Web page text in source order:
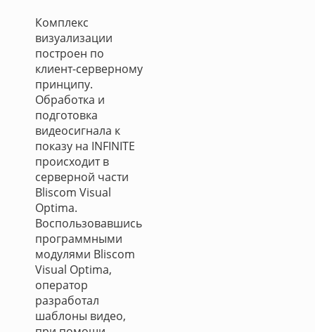
Комплекс
визуализации
построен по
клиент-серверному
принципу.
Обработка и
подготовка
видеосигнала к
показу на INFINITE
происходит в
серверной части
Bliscom Visual
Optima.
Воспользовавшись
программными
модулями Bliscom
Visual Optima,
оператор
разработал
шаблоны видео,